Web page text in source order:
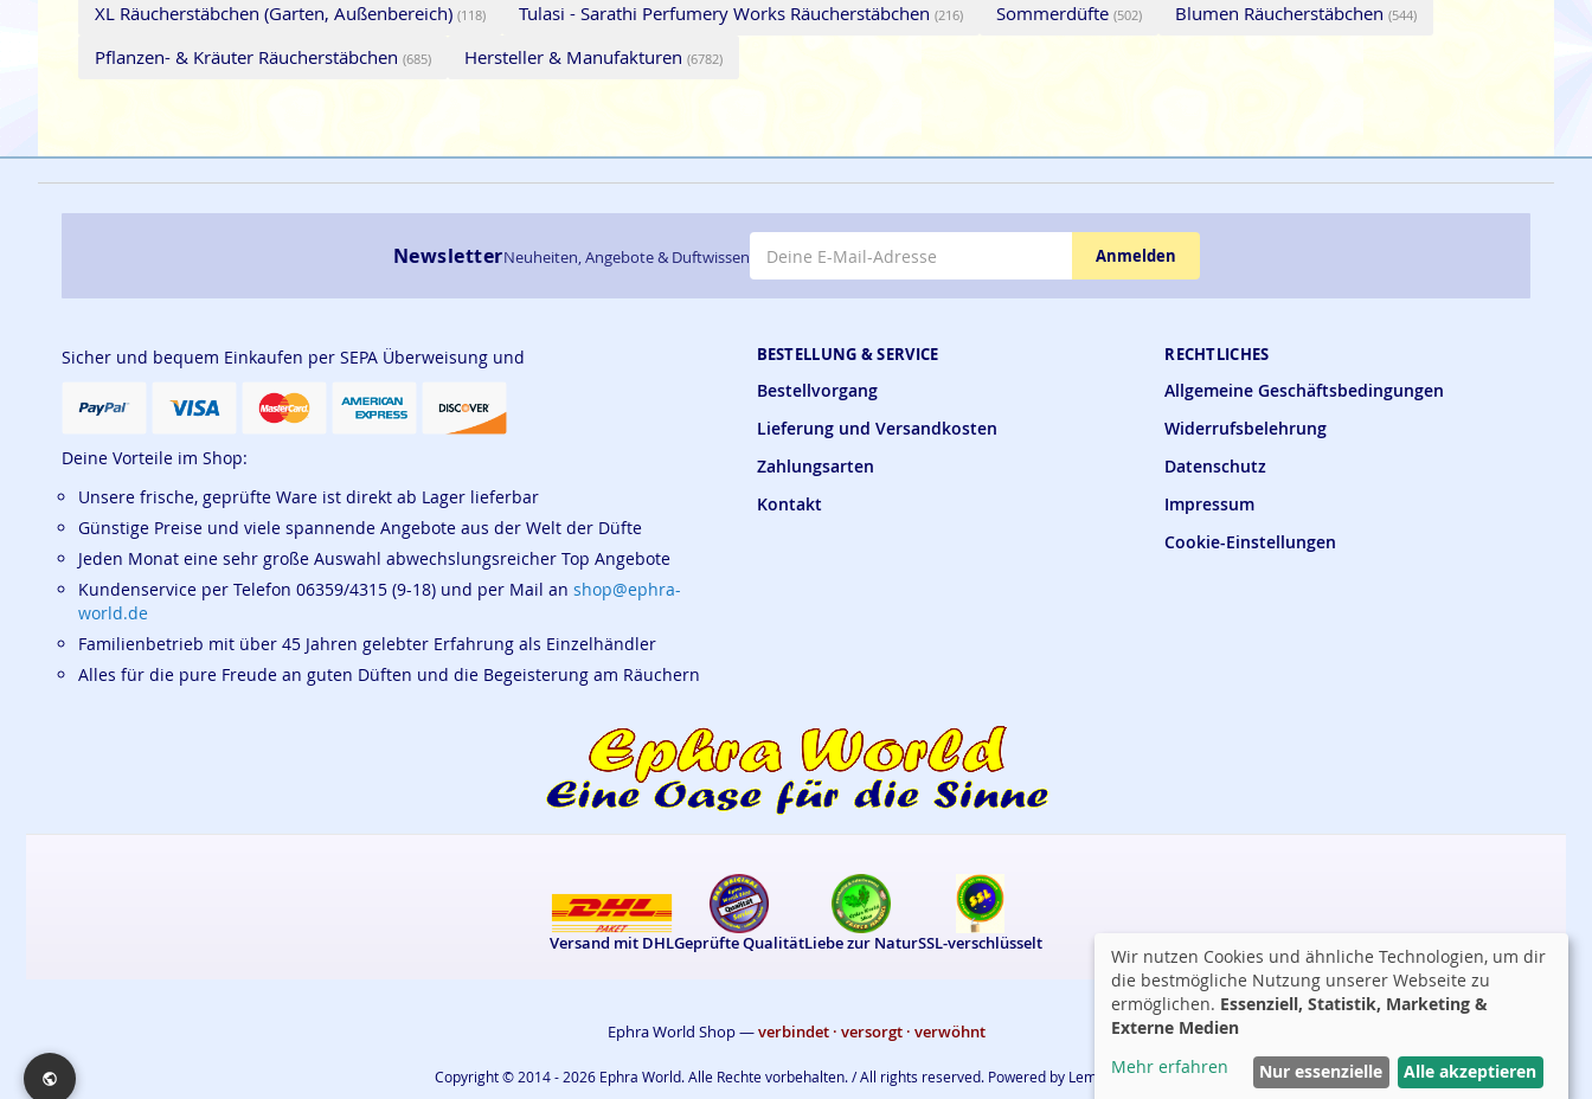
XL Räucherstäbchen (Garten, Außenbereich) (118) Tulasi - Sarathi Perfumery Works Räucherstäbchen (216) Sommerdüfte (502) Blumen Räucherstäbchen (544)
Pflanzen- & Kräuter Räucherstäbchen (685) Hersteller & Manufakturen (6782)
BESTELLUNG & SERVICE
Bestellvorgang
Lieferung und Versandkosten
Zahlungsarten
Kontakt
RECHTLICHES
Allgemeine Geschäftsbedingungen
Widerrufsbelehrung
Datenschutz
Impressum
Cookie-Einstellungen
NewsletterNeuheiten, Angebote & Duftwissen Anmelden
Sicher und bequem Einkaufen per SEPA Überweisung und
Deine Vorteile im Shop:
Unsere frische, geprüfte Ware ist direkt ab Lager lieferbar
Günstige Preise und viele spannende Angebote aus der Welt der Düfte
Jeden Monat eine sehr große Auswahl abwechslungsreicher Top Angebote
Kundenservice per Telefon 06359/4315 (9-18) und per Mail an shop@ephra-
world.de
Familienbetrieb mit über 45 Jahren gelebter Erfahrung als Einzelhändler
Alles für die pure Freude an guten Düften und die Begeisterung am Räuchern
Versand mit DHLGeprüfte QualitätLiebe zur NaturSSL-verschlüsselt
Ephra World Shop —verbindet · versorgt · verwöhnt
Copyright © 2014 - 2026 Ephra World. Alle Rechte vorbehalten. / All rights reserved. Powered by Lemmy Tauer
Wir nutzen Cookies und ähnliche Technologien, um dir
die bestmögliche Nutzung unserer Webseite zu
ermöglichen. Essenziell, Statistik, Marketing &
Externe Medien
Mehr erfahren
Nur essenzielle Alle akzeptieren